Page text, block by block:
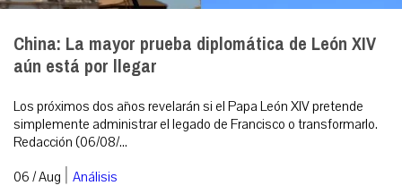
China: La mayor prueba diplomática de León XIV
aún está por llegar
Los próximos dos años revelarán si el Papa León XIV pretende
simplemente administrar el legado de Francisco o transformarlo.
Redacción (06/08/...
06 / Aug | Análisis